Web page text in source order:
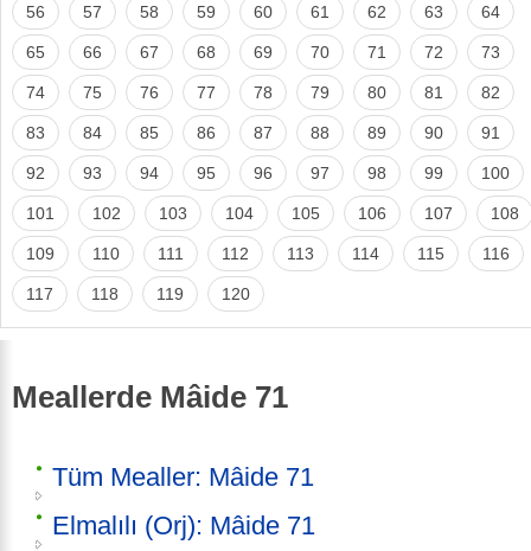
56 57 58 59 60 61 62 63 64
65 66 67 68 69 70 71 72 73
74 75 76 77 78 79 80 81 82
83 84 85 86 87 88 89 90 91
92 93 94 95 96 97 98 99 100
101 102 103 104 105 106 107 108
109 110 111 112 113 114 115 116
117 118 119 120
Meallerde Mâide 71
Tüm Mealler: Mâide 71
Elmalılı (Orj): Mâide 71